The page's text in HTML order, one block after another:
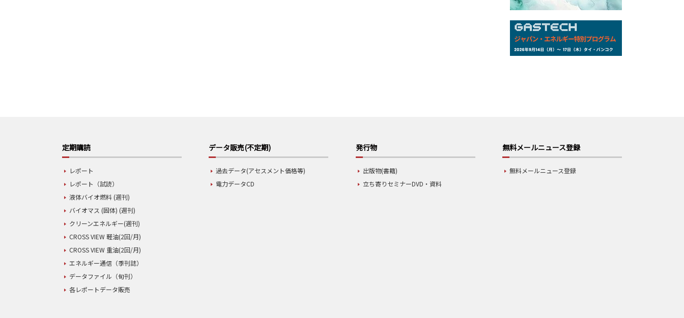
定期購読
レポート
レポート（試読）
液体バイオ燃料 (週刊)
バイオマス (固体) (週刊)
クリーンエネルギー(週刊)
CROSS VIEW 軽油(2回/月)
CROSS VIEW 重油(2回/月)
エネルギー通信（季刊誌）
データファイル（旬刊）
各レポートデータ販売
データ販売(不定期)
過去データ(アセスメント価格等)
電力データCD
発行物
出版物(書籍)
立ち寄りセミナーDVD・資料
無料メールニュース登録
無料メールニュース登録